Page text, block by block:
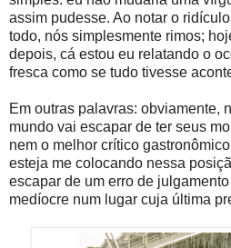
assim pudesse. Ao notar o
todo, nós simplesmente rimos;
depois, cá estou eu relatando o
fresca como se tudo tivesse
Em outras palavras: obviamente,
mundo vai escapar de ter seus
nem o melhor crítico
esteja me colocando nessa
escapar de um erro de
medíocre num lugar cuja última